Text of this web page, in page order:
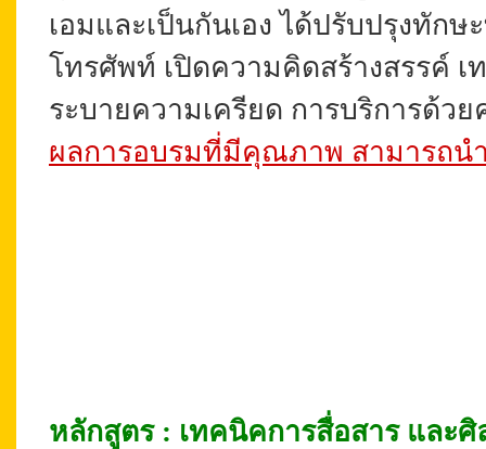
เอมและเป็นกันเอง ได้ปรับปรุงทัก
โทรศัพท์ เปิดความคิดสร้างสรรค์
ระบายความเครียด การบริการด้ว
ผลการอบรมที่มีคุณภาพ สามารถน
หลักสูตร : เทคนิคการสื่อสาร และ